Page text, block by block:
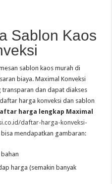
Sablon Kaos
sablon kaos murah di
biaya. Maximal Konveksi
dan dapat diakses
harga konveksi dan sablon
harga lengkap Maximal
daftar-harga-konveksi-
mendapatkan gambaran:
harga (semakin banyak